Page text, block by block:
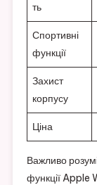
ть
Спортивні
функції
Захист
корпусу
Ціна
Важливо
функції Apple